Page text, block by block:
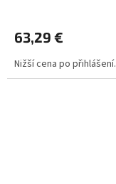
63,29 €
Nižší cena po přihlášení.